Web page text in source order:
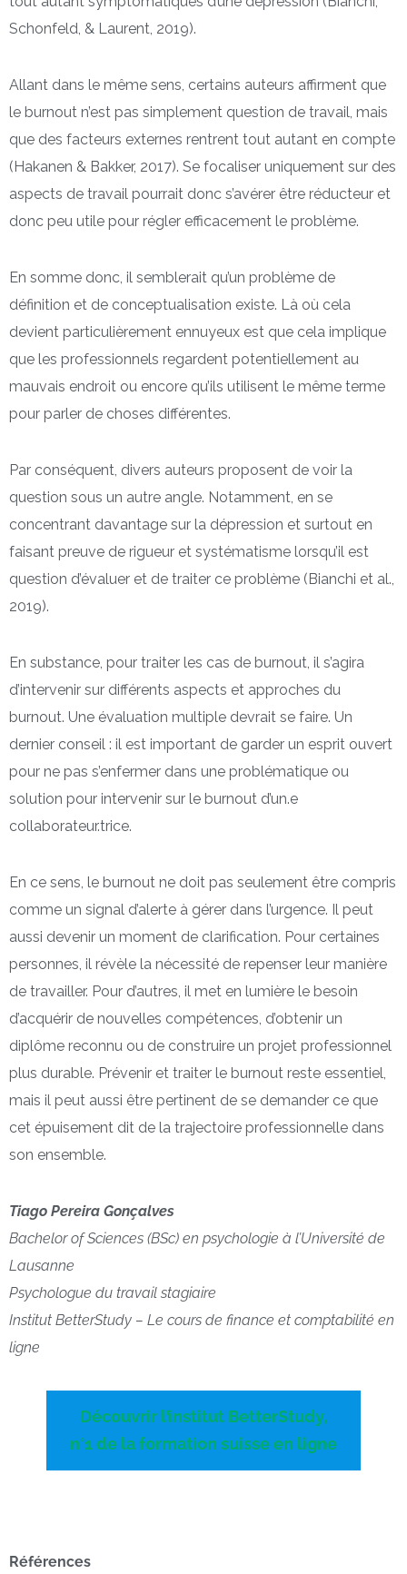
Schonfeld, & Laurent, 2019).
Allant dans le même sens, certains auteurs affirment que
le burnout n’est pas simplement question de travail, mais
que des facteurs externes rentrent tout autant en compte
(Hakanen & Bakker, 2017). Se focaliser uniquement sur des
aspects de travail pourrait donc s’avérer être réducteur et
donc peu utile pour régler efficacement le problème.
En somme donc, il semblerait qu’un problème de
définition et de conceptualisation existe. Là où cela
devient particulièrement ennuyeux est que cela implique
que les professionnels regardent potentiellement au
mauvais endroit ou encore qu’ils utilisent le même terme
pour parler de choses différentes.
Par conséquent, divers auteurs proposent de voir la
question sous un autre angle. Notamment, en se
concentrant davantage sur la dépression et surtout en
faisant preuve de rigueur et systématisme lorsqu’il est
question d’évaluer et de traiter ce problème (Bianchi et al.,
2019).
En substance, pour traiter les cas de burnout, il s’agira
d’intervenir sur différents aspects et approches du
burnout. Une évaluation multiple devrait se faire. Un
dernier conseil : il est important de garder un esprit ouvert
pour ne pas s’enfermer dans une problématique ou
solution pour intervenir sur le burnout d’un.e
collaborateur.trice.
En ce sens, le burnout ne doit pas seulement être compris
comme un signal d’alerte à gérer dans l’urgence. Il peut
aussi devenir un moment de clarification. Pour certaines
personnes, il révèle la nécessité de repenser leur manière
de travailler. Pour d’autres, il met en lumière le besoin
d’acquérir de nouvelles compétences, d’obtenir un
diplôme reconnu ou de construire un projet professionnel
plus durable. Prévenir et traiter le burnout reste essentiel,
mais il peut aussi être pertinent de se demander ce que
cet épuisement dit de la trajectoire professionnelle dans
son ensemble.
Tiago Pereira Gonçalves
Bachelor of Sciences (BSc) en psychologie à l’Université de
Lausanne
Psychologue du travail stagiaire
Institut BetterStudy – Le cours de finance et comptabilité en
ligne
Découvrir l’institut BetterStudy,
n°1 de la formation suisse en ligne
Références